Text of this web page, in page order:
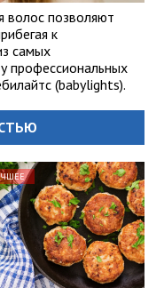
волос позволяют
к
самых
профессиональных
(babylights).